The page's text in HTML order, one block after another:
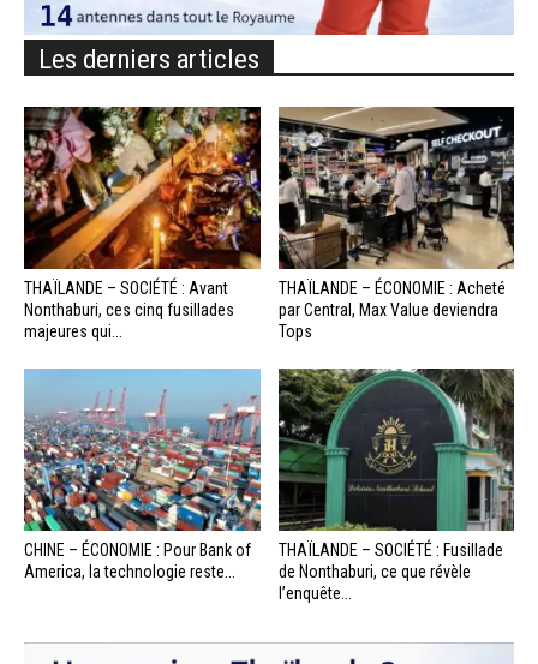
Les derniers articles
THAÏLANDE – SOCIÉTÉ : Avant
Nonthaburi, ces cinq fusillades
majeures qui...
THAÏLANDE – ÉCONOMIE : Acheté
par Central, Max Value deviendra
Tops
CHINE – ÉCONOMIE : Pour Bank of
America, la technologie reste...
THAÏLANDE – SOCIÉTÉ : Fusillade
de Nonthaburi, ce que révèle
l’enquête...